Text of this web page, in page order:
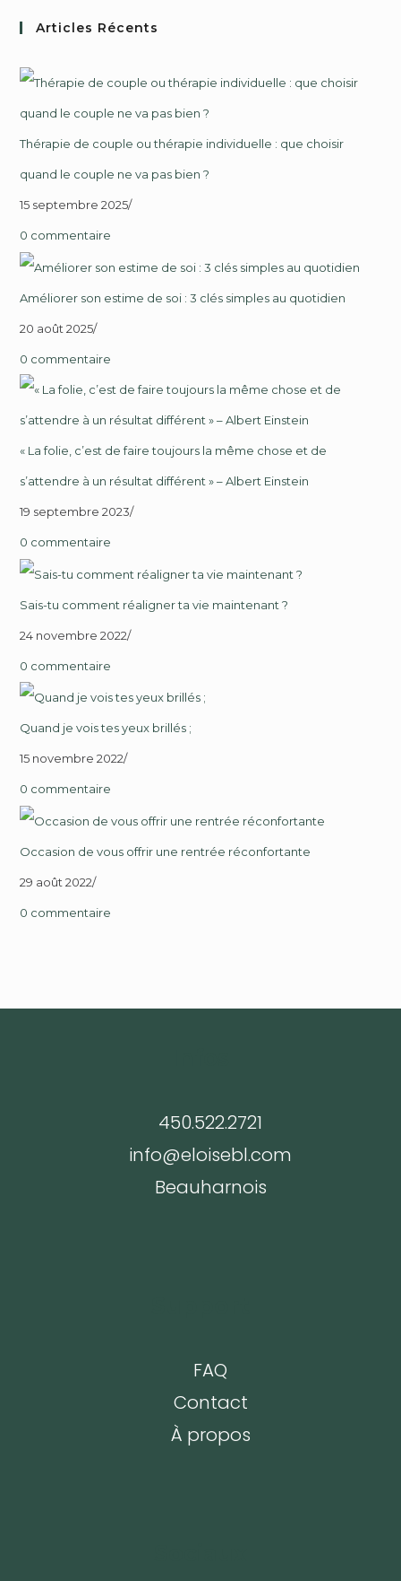
Articles Récents
Thérapie de couple ou thérapie individuelle : que choisir
quand le couple ne va pas bien ?
15 septembre 2025/
0 commentaire
Améliorer son estime de soi : 3 clés simples au quotidien
20 août 2025/
0 commentaire
« La folie, c’est de faire toujours la même chose et de
s’attendre à un résultat différent » – Albert Einstein
19 septembre 2023/
0 commentaire
Sais-tu comment réaligner ta vie maintenant ?
24 novembre 2022/
0 commentaire
Quand je vois tes yeux brillés ;
15 novembre 2022/
0 commentaire
Occasion de vous offrir une rentrée réconfortante
29 août 2022/
0 commentaire
450.522.2721
info@eloisebl.com
Beauharnois
FAQ
Contact
À propos